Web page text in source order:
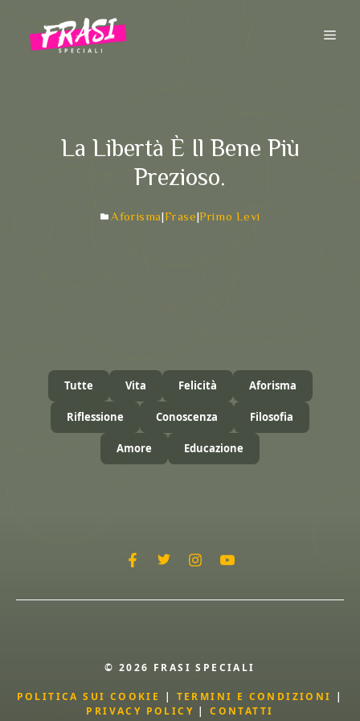
contenuto
La Libertà È Il Bene Più
Prezioso.
Aforisma|Frase|Primo Levi
Tutte Vita Felicità Aforisma
Riflessione Conoscenza Filosofia
Amore Educazione
© 2026 FRASI SPECIALI
POLITICA SUI COOKIE | TERMINI E CONDIZIONI |
PRIVACY POLICY |CONTATTI